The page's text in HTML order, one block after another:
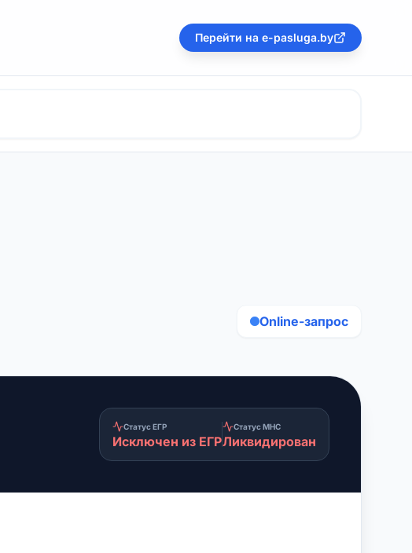
Перейти на e-pasluga.by
Online-запрос
Статус ЕГР
Исключен из ЕГР
Статус МНС
Ликвидирован